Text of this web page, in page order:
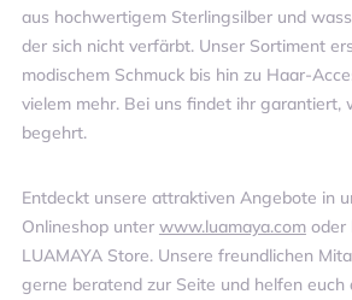
aus hochwertigem Sterlingsilber und
der sich nicht verfärbt. Unser Sortiment
modischem Schmuck bis hin zu Haar-
vielem mehr. Bei uns findet ihr garantiert,
begehrt.
Entdeckt unsere attraktiven Angebote in
Onlineshop unter www.luamaya.comoder
LUAMAYA Store. Unsere freundlichen
gerne beratend zur Seite und helfen euch